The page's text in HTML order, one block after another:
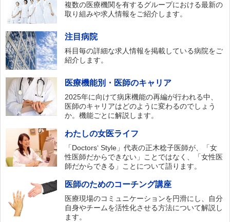
複数の医療機関を有するグループにおける最新の
取り組みや求人情報をご紹介します。
注目病院
科目毎の詳細な求人情報を掲載している病院をご
紹介します。
医療機能別・医師のキャリア
2025年に向けて病床機能の再編が行われる中、
医師のキャリアはどのように変わるのでしょう
か。機能ごとに解説します。
わたしの女医ライフ
「Doctors‘ Style」代表の正木稔子医師が、「女
性医師だからできない」ことではなく、「女性医
師だからできる」ことについて語ります。
医師のためのコーチング講座
医療現場のコミュニケーションを円滑にし、自分
自身やチームを活性化させる方法について解説し
ます。